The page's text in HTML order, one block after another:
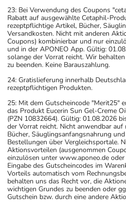
23: Bei Verwendung des Coupons
Rabatt auf ausgewählte Cetaphil-
rezeptpflichtige Artikel, Bücher,
Versandkosten. Nicht mit anderen
Coupons) kombinierbar und nur
und in der APONEO App. Gültig:
solange der Vorrat reicht. Wir
zu beenden. Keine Barauszahlung.
24: Gratislieferung innerhalb
rezeptpflichtigen Produkten.
25: Mit dem Gutscheincode "Merit25"
das Produkt Eucerin Sun Gel-Creme
(PZN 10832664). Gültig: 01.08.2026
der Vorrat reicht. Nicht anwendbar
Bücher, Säuglingsanfangsnahrung
Bestellungen über Vergleichsportale.
Aktionsvorteilen (ausgenommen
einzulösen unter www.aponeo.de
Eingabe des Gutscheincodes im
Vorteils automatisch vom
behalten uns das Recht vor, die
wichtigen Grundes zu beenden oder
Gutschein bzw. durch eine andere